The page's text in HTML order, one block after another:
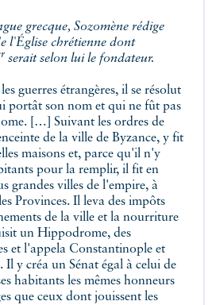
l'Église chrétienne dont
serait selon lui le fondateur.
guerres étrangères, il se résolut
portât son nom et qui ne fût pas
[…] Suivant les ordres de
de la ville de Byzance, y fit
maisons et, parce qu'il n'y
pour la remplir, il fit en
grandes villes de l'empire, à
Provinces. Il leva des impôts
de la ville et la nourriture
un Hippodrome, des
et l'appela Constantinople et
y créa un Sénat égal à celui de
habitants les mêmes honneurs
que ceux dont jouissent les